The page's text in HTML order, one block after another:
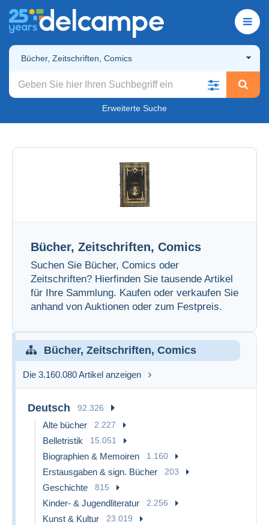
Bücher, Zeitschriften, Comics
Erweiterte Suche
Bücher, Zeitschriften, Comics
Suchen Sie Bücher, Comics oder
Zeitschriften? Hierfinden Sie tausende Artikel
für Ihre Sammlung. Kaufen oder verkaufen Sie
anhand von Auktionen oder zum Festpreis.
Bücher, Zeitschriften, Comics
Die 3.160.080 Artikel anzeigen
Deutsch 92.326
Alte bücher 2.227
Belletristik 15.051
Biographien & Memoiren 1.160
Erstausgaben & sign. Bücher 203
Geschichte 815
Kinder- & Jugendliteratur 2.256
Kunst & Kultur 23.019